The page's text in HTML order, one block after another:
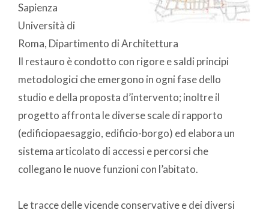
Sapienza
Università di
Roma, Dipartimento di Architettura
Il restauro è condotto con rigore e saldi principi
metodologici che emergono in ogni fase dello
studio e della proposta d’intervento; inoltre il
progetto affronta le diverse scale di rapporto
(edificiopaesaggio, edificio-borgo) ed elabora un
sistema articolato di accessi e percorsi che
collegano le nuove funzioni con l’abitato.
Le tracce delle vicende conservative e dei diversi